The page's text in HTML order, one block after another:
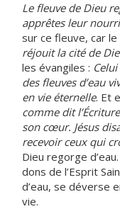
Le fleuve de Dieu
apprêtes leur
sur ce fleuve, car
réjouit la cité de
les évangiles :
des fleuves d’eau
en vie éternelle. Et
comme dit
son cœur. Jésus
recevoir ceux qui
Dieu regorge
dons de l’Esprit
d’eau, se déverse
vie.